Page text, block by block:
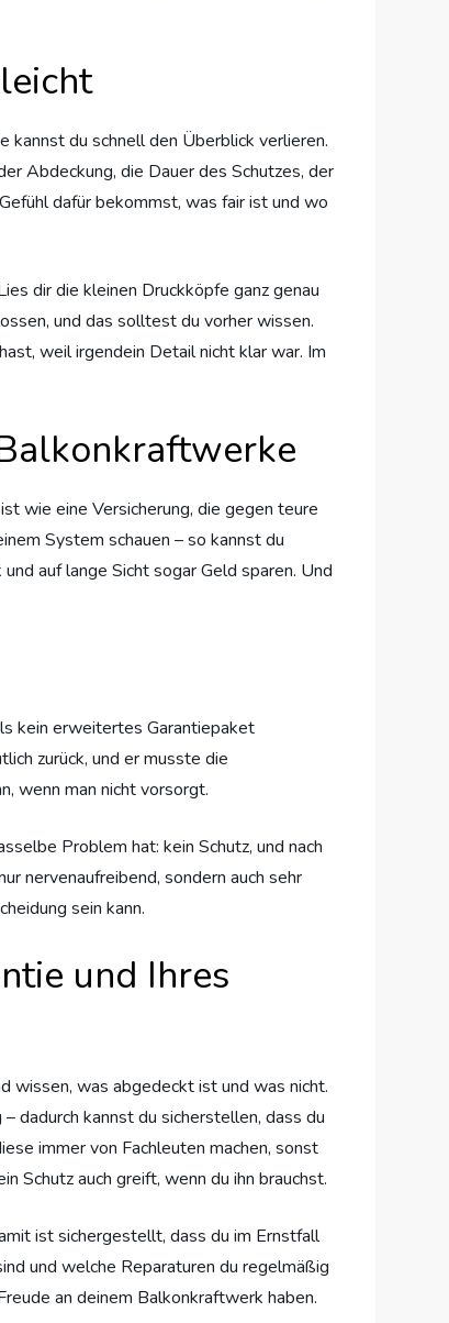
du schnell den Überblick verlieren.
Abdeckung, die Dauer des Schutzes, der
dafür bekommst, was fair ist und wo
dir die kleinen Druckköpfe ganz genau
und das solltest du vorher wissen.
weil irgendein Detail nicht klar war. Im
wie eine Versicherung, die gegen teure
System schauen – so kannst du
auf lange Sicht sogar Geld sparen. Und
kein erweitertes Garantiepaket
zurück, und er musste die
wenn man nicht vorsorgt.
Problem hat: kein Schutz, und nach
nervenaufreibend, sondern auch sehr
sein kann.
und Ihres
wissen, was abgedeckt ist und was nicht.
dadurch kannst du sicherstellen, dass du
immer von Fachleuten machen, sonst
Schutz auch greift, wenn du ihn brauchst.
ist sichergestellt, dass du im Ernstfall
und welche Reparaturen du regelmäßig
an deinem Balkonkraftwerk haben.